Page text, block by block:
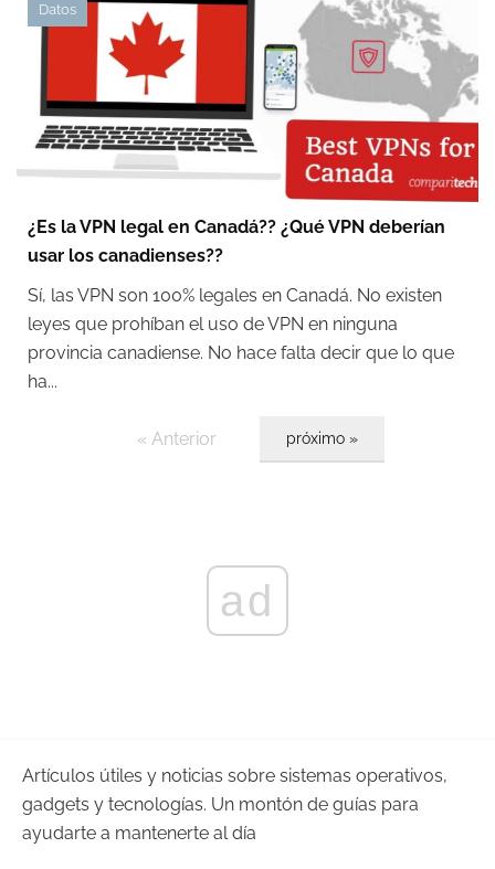
Datos
¿Es la VPN legal en Canadá?? ¿Qué VPN deberían
usar los canadienses??
Sí, las VPN son 100% legales en Canadá. No existen
leyes que prohíban el uso de VPN en ninguna
provincia canadiense. No hace falta decir que lo que
ha...
« Anterior próximo »
ad
Artículos útiles y noticias sobre sistemas operativos,
gadgets y tecnologías. Un montón de guías para
ayudarte a mantenerte al día